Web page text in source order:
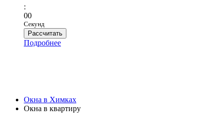
:
00
Секунд
Рассчитать
Подробнее
Окна в Химках
Окна в квартиру